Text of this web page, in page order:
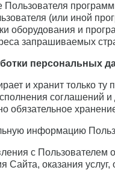
Пользователя
(или иной
оборудования и
запрашиваемых
персональных
и хранит только
соглашений
обязательное
информацию
с Пользователем
Сайта, оказания